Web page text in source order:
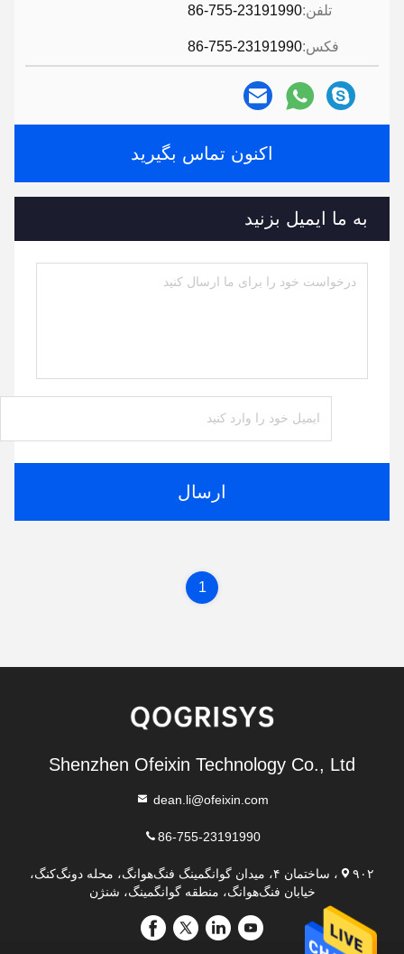
تلفن:86-755-23191990
فکس:86-755-23191990
اکنون تماس بگیرید
به ما ایمیل بزنید
ارسال
1
Shenzhen Ofeixin Technology Co., Ltd
dean.li@ofeixin.com
86-755-23191990
۹۰۲، ساختمان ۴، میدان گوانگمینگ فنگ‌هوانگ، محله دونگ‌کنگ،
خیابان فنگ‌هوانگ، منطقه گوانگمینگ، شنژن